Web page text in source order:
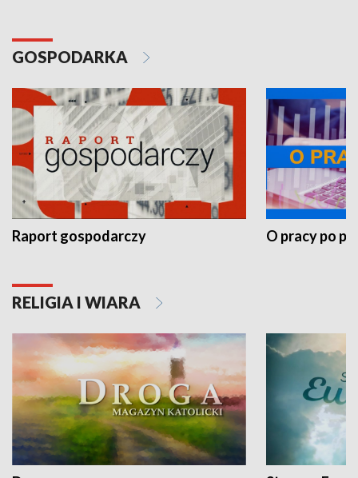
GOSPODARKA
Raport gospodarczy O pracy po
RELIGIA I WIARA